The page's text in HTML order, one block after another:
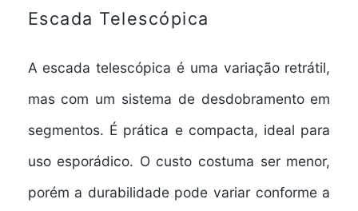
Escada Telescópica
A escada telescópica é uma variação retrátil,
mas com um sistema de desdobramento em
segmentos. É prática e compacta, ideal para
uso esporádico. O custo costuma ser menor,
porém a durabilidade pode variar conforme a